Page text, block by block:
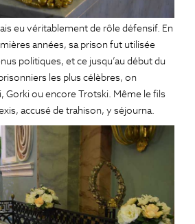
eu véritablement de rôle défensif. En
années, sa prison fut utilisée
politiques, et ce jusqu’au début du
les plus célèbres, on
Gorki ou encore Trotski. Même le fils
accusé de trahison, y séjourna.